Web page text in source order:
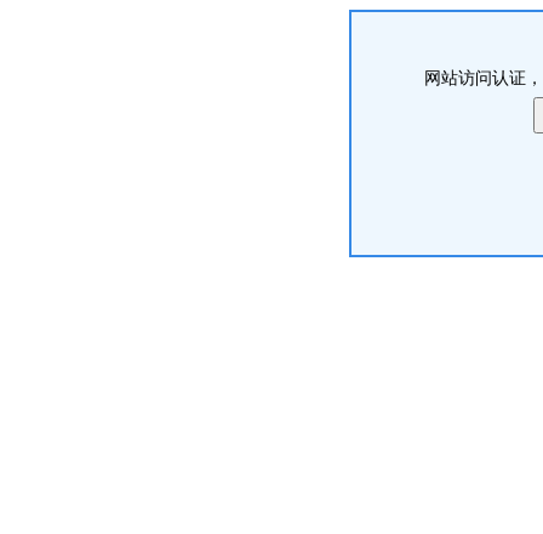
网站访问认证